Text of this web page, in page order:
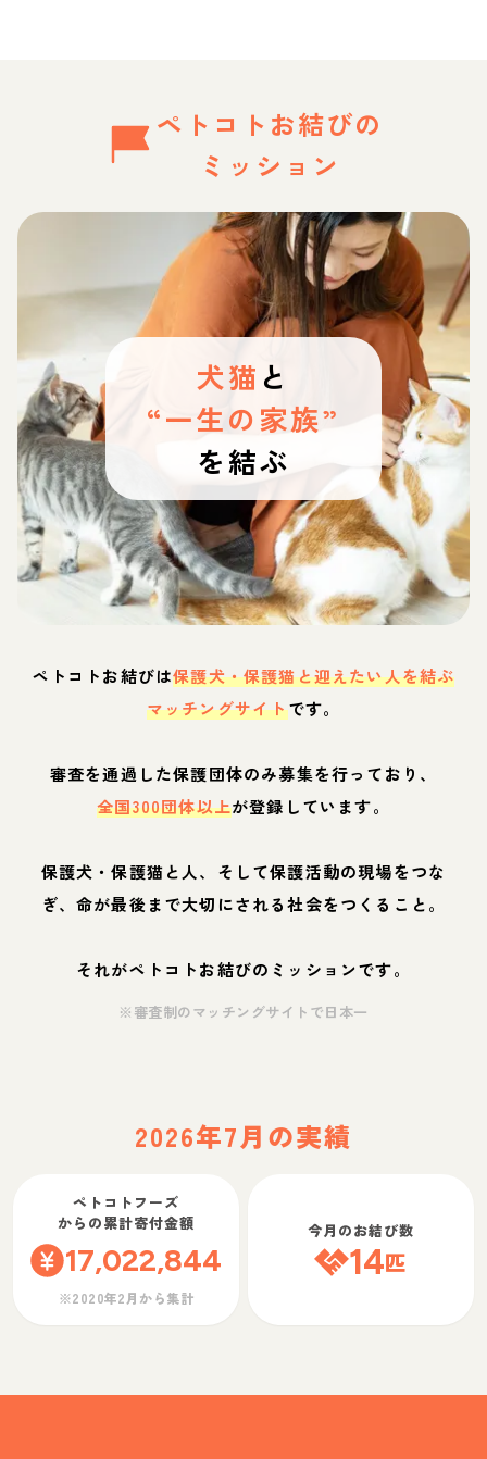
ペトコトお結びの
ミッション
犬猫 と
“一生の家族”
を結ぶ
ペトコトお結びは保護犬・保護猫と迎えたい人を結ぶ
マッチングサイトです。
審査を通過した保護団体のみ募集を行っており、
全国300団体以上が登録しています。
保護犬・保護猫と人、そして保護活動の現場をつな
ぎ、命が最後まで大切にされる社会をつくること。
それがペトコトお結びのミッションです。
※審査制のマッチングサイトで日本一
2026年7月の実績
ペトコトフーズ
からの累計寄付金額
17,022,844
※2020年2月から集計
今月のお結び数
14匹